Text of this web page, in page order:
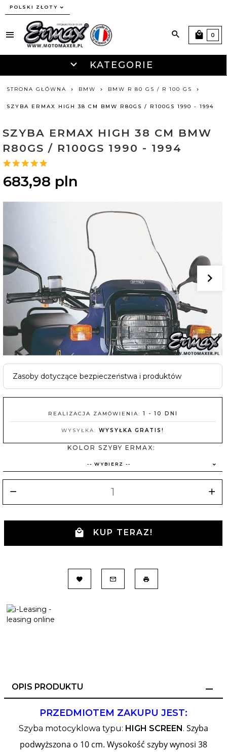
currency_h
POLSKI ZŁOTY
KATEGORIE
0
STRONA GŁÓWNA BMW BMW R 80 GS / R 100 GS
SZYBA ERMAX HIGH 38 CM BMW R80GS / R100GS 1990 - 1994
SZYBA ERMAX HIGH 38 CM BMW
R80GS / R100GS 1990 - 1994
683,98 pln
Zasoby dotyczące bezpieczeństwa i produktów
REALIZACJA ZAMÓWIENIA: 1 - 10 DNI
WYSYŁKA: WYSYŁKA GRATIS!
KOLOR SZYBY ERMAX:
-- WYBIERZ --
KUP TERAZ!
OPIS PRODUKTU
PRZEDMIOTEM ZAKUPU JEST:
Szyba motocyklowa typu: HIGH SCREEN. Szyba
podwyższona o 10 cm. Wysokość szyby wynosi 38